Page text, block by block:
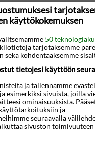
käyttökokemuksen
50
tarjotaksemme
sekä kohdentaaksemme
tietojesi käyttöön
ja tallennamme
esimerkiksi sivuista, joilla
ominaisuuksista.
ja
seuraavalla
sivuston toimivuuteen